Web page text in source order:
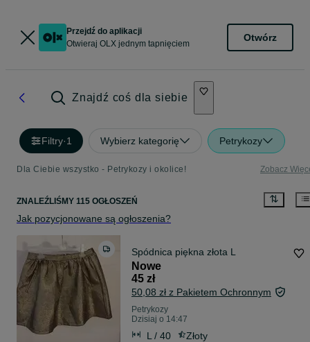
Przejdź do aplikacji
Otwieraj OLX jednym tapnięciem
Otwórz
Znajdź coś dla siebie
Filtry·1 Wybierz kategorię Petrykozy
Dla Ciebie wszystko - Petrykozy i okolice! Zobacz
ZNALEŹLIŚMY 115 OGŁOSZEŃ
Jak pozycjonowane są ogłoszenia?
Spódnica piękna złota L
Nowe
45 zł
50,08 zł z Pakietem Ochronnym
Petrykozy
Dzisiaj o 14:47
L / 40 Złoty